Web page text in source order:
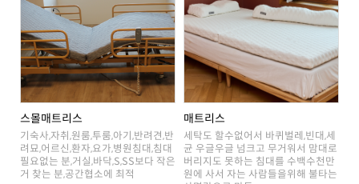
스몰매트리스
거 찾는 분,공간협소에 최적
매트리스